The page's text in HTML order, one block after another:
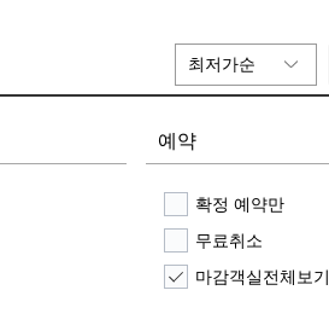
최저가순
예약
확정 예약만
무료취소
마감객실전체보기